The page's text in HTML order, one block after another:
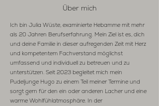
Über mich
Ich bin Julia Wüste, examinierte Hebamme mit mehr
als 20 Jahren Berufserfahrung. Mein Ziel ist es, dich
und deine Familie in dieser aufregenden Zeit mit Herz
und kompetentem Fachverstand möglichst
umfassend und individuell zu betreuen und zu
unterstützen. Seit 2023 begleitet mich mein
Pudeljunge Hugo zu einem Teil meiner Termine und
sorgt gern für den ein oder anderen Lacher und eine
warme Wohlfühlatmosphäre. In der